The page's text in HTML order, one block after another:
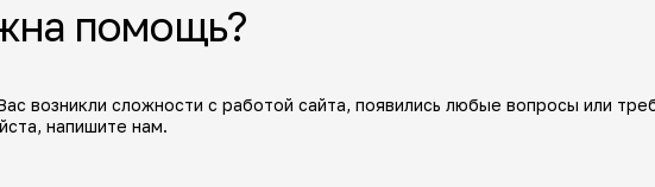
помощь?
возникли сложности с работой сайта, появились любые вопросы или
напишите нам.